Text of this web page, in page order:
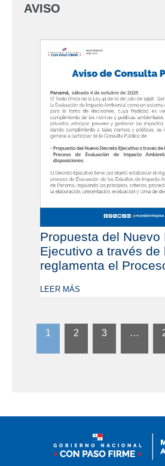
AVISO
Propuesta del Nuevo
Ejecutivo a través de
reglamenta el
LEER MÁS
1 2 3 …